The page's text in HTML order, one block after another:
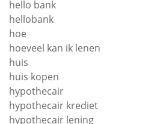
hello bank
hellobank
hoe
hoeveel kan ik lenen
huis
huis kopen
hypothecair
hypothecair krediet
hypothecair lening